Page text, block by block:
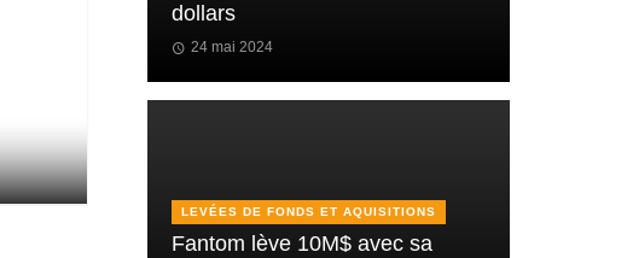
dollars
24 mai 2024
LEVÉES DE FONDS ET AQUISITIONS
Fantom lève 10M$ avec sa